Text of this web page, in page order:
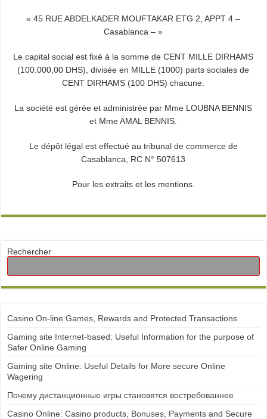
« 45 RUE ABDELKADER MOUFTAKAR ETG 2, APPT 4 –
Casablanca – »
Le capital social est fixé à la somme de CENT MILLE DIRHAMS
(100.000,00 DHS), divisée en MILLE (1000) parts sociales de
CENT DIRHAMS (100 DHS) chacune.
La société est gérée et administrée par Mme LOUBNA BENNIS
et Mme AMAL BENNIS.
Le dépôt légal est effectué au tribunal de commerce de
Casablanca, RC N° 507613
Pour les extraits et les mentions.
Rechercher
Casino On-line Games, Rewards and Protected Transactions
Gaming site Internet-based: Useful Information for the purpose of
Safer Online Gaming
Gaming site Online: Useful Details for More secure Online
Wagering
Почему дистанционные игры становятся востребованнее
Casino Online: Casino products, Bonuses, Payments and Secure